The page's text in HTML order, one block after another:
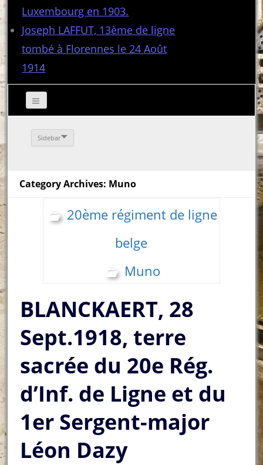
Luxembourg en 1903.
Joseph LAFFUT, 13ème de ligne
tombé à Florennes le 24 Août
1914
Sidebar
Category Archives: Muno
20ème régiment de ligne
belge
Muno
BLANCKAERT, 28
Sept.1918, terre
sacrée du 20e Rég.
d’Inf. de Ligne et du
1er Sergent-major
Léon Dazy